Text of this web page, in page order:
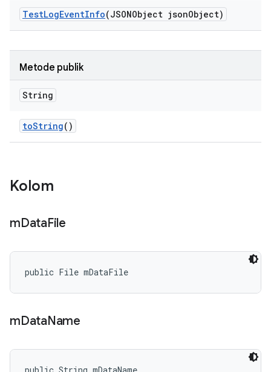
TestLogEventInfo(JSONObject jsonObject)
Metode publik
String
toString()
Kolom
mDataFile
public File mDataFile
mDataName